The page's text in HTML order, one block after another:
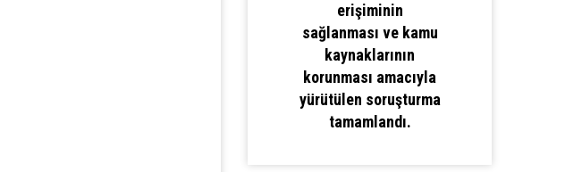
erişiminin
sağlanması ve kamu
kaynaklarının
korunması amacıyla
yürütülen soruşturma
tamamlandı.